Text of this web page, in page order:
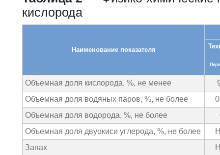
кислорода
Наименование показателя
Объемная доля кислорода, %, не менее
Объемная доля водяных паров, %, не более
Объемная доля водорода, %, не более
Объемная доля двуокиси углерода, %, не более
Запах